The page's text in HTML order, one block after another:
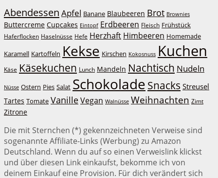
Abendessen Apfel Banane Blaubeeren Brot Brownies
Buttercreme Cupcakes Eintopf Erdbeeren Fleisch Frühstück
Haferflocken Haselnüsse Hefe Herzhaft Himbeeren Homemade
Karamell Kartoffeln Kekse Kirschen Kokosnuss Kuchen
Käse Käsekuchen Lunch Mandeln Nachtisch Nudeln
Nüsse Ostern Pies Salat Schokolade Snacks Streusel
Tartes Tomate VanilleVegan Walnüsse Weihnachten Zimt
Zitrone
Die mit Sternchen (*) gekennzeichneten Verweise sind
sogenannte Affiliate-Links (Werbung) zu Amazon
Deutschland. Wenn du auf so einen Verweislink klickst
und über diesen Link einkaufst, bekomme ich von
deinem Einkauf eine Provision. Für dich verändert sich